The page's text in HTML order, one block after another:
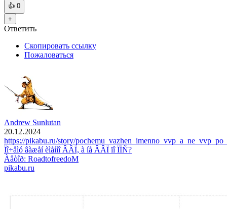
👍 0
+
Ответить
Скопировать ссылку
Пожаловаться
Andrew Sunlutan
20.12.2024
https://pikabu.ru/story/
Ïî÷åìó âàæåí èìåííî ÂÂÏ, à íå ÂÂÏ ïî ÏÏÑ?
Àâòîð: RoadtofreedoM
pikabu.ru